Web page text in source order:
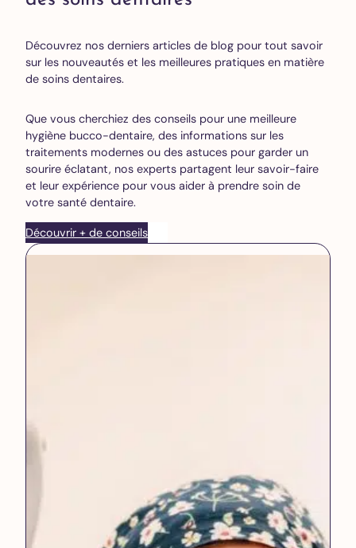
Découvrez nos derniers articles de blog pour tout savoir
sur les nouveautés et les meilleures pratiques en matière
de soins dentaires.
Que vous cherchiez des conseils pour une meilleure
hygiène bucco-dentaire, des informations sur les
traitements modernes ou des astuces pour garder un
sourire éclatant, nos experts partagent leur savoir-faire
et leur expérience pour vous aider à prendre soin de
votre santé dentaire.
Découvrir + de conseils